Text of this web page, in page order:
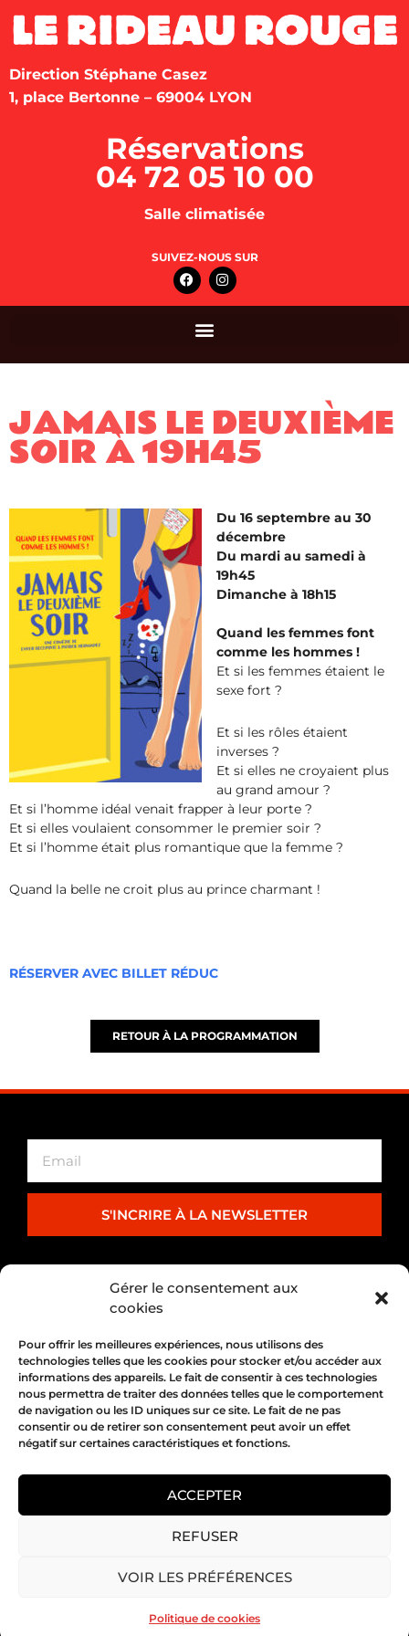
Gérer le consentement aux
cookies
Pour offrir les meilleures expériences, nous utilisons des
technologies telles que les cookies pour stocker et/ou accéder aux
informations des appareils. Le fait de consentir à ces technologies
nous permettra de traiter des données telles que le comportement
de navigation ou les ID uniques sur ce site. Le fait de ne pas
consentir ou de retirer son consentement peut avoir un effet
négatif sur certaines caractéristiques et fonctions.
ACCEPTER
REFUSER
VOIR LES PRÉFÉRENCES
Politique de cookies
Direction Stéphane Casez
1, place Bertonne – 69004 LYON
Réservations
04 72 05 10 00
Salle climatisée
SUIVEZ-NOUS SUR
JAMAIS LE DEUXIÈME
SOIR À 19H45
Du 16 septembre au 30
décembre
Du mardi au samedi à
19h45
Dimanche à 18h15
Quand les femmes font
comme les hommes !
Et si les femmes étaient le
sexe fort ?
Et si les rôles étaient
inverses ?
Et si elles ne croyaient plus
au grand amour ?
Et si l’homme idéal venait frapper à leur porte ?
Et si elles voulaient consommer le premier soir ?
Et si l’homme était plus romantique que la femme ?
Quand la belle ne croit plus au prince charmant !
RÉSERVER AVEC BILLET RÉDUC
RETOUR À LA PROGRAMMATION
S'INCRIRE À LA NEWSLETTER
PARTENARIAT